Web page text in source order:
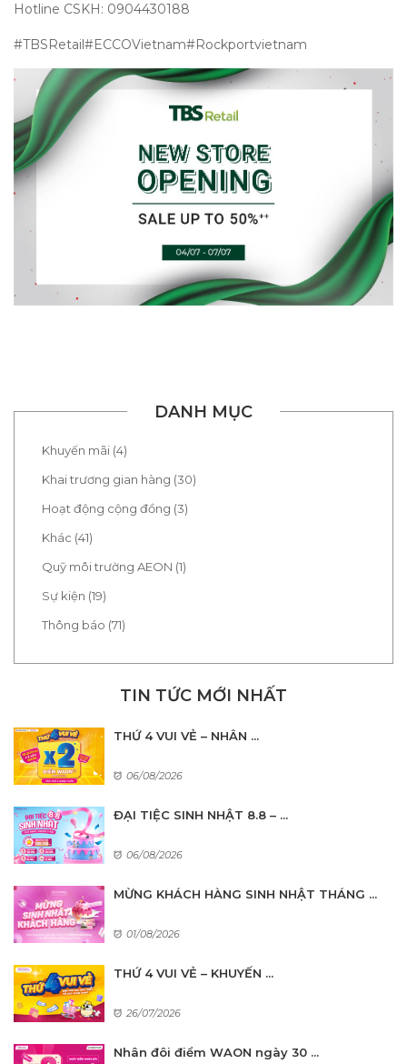
Hotline CSKH: 0904430188
#TBSRetail#ECCOVietnam#Rockportvietnam
DANH MỤC
Khuyến mãi (4)
Khai trương gian hàng (30)
Hoạt động cộng đồng (3)
Khác (41)
Quỹ môi trường AEON (1)
Sự kiện (19)
Thông báo (71)
TIN TỨC MỚI NHẤT
THỨ 4 VUI VẺ – NHÂN ...
06/08/2026
ĐẠI TIỆC SINH NHẬT 8.8 – ...
06/08/2026
MỪNG KHÁCH HÀNG SINH NHẬT THÁNG ...
01/08/2026
THỨ 4 VUI VẺ – KHUYẾN ...
26/07/2026
Nhân đôi điểm WAON ngày 30 ...